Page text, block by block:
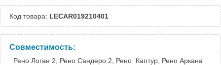
Код товара: LECAR019210401
Совместимость:
Рено Логан 2, Рено Сандеро 2, Рено Каптур, Рено Аркана